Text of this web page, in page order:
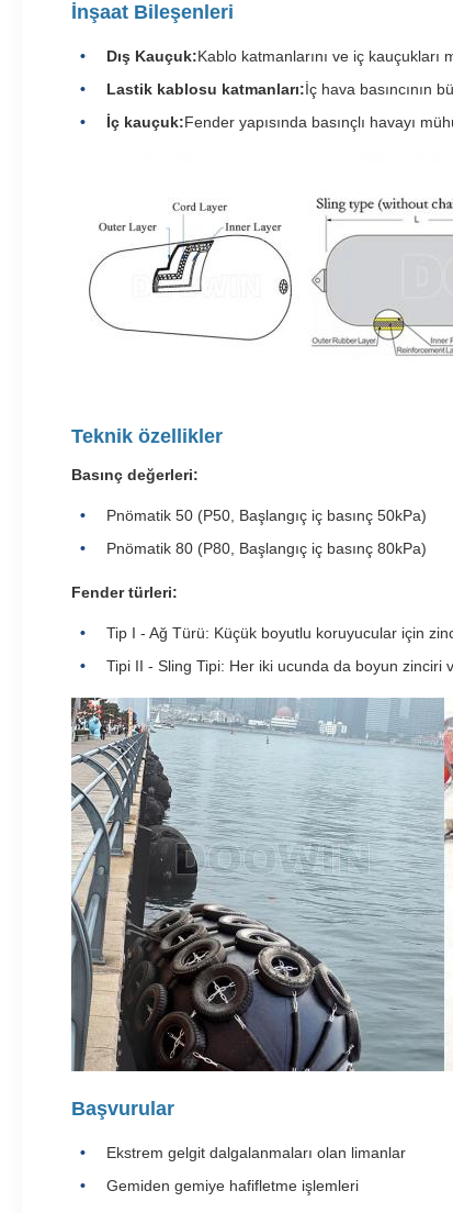
İnşaat Bileşenleri
Dış Kauçuk:Kablo katmanlarını ve iç kauçukları
Lastik kablosu katmanları:İç hava basıncının
İç kauçuk:Fender yapısında basınçlı havayı
Teknik özellikler
Basınç değerleri:
Pnömatik 50 (P50, Başlangıç iç basınç 50kPa)
Pnömatik 80 (P80, Başlangıç iç basınç 80kPa)
Fender türleri:
Tip I - Ağ Türü: Küçük boyutlu koruyucular için
Tipi II - Sling Tipi: Her iki ucunda da boyun zinciri
Başvurular
Ekstrem gelgit dalgalanmaları olan limanlar
Gemiden gemiye hafifletme işlemleri